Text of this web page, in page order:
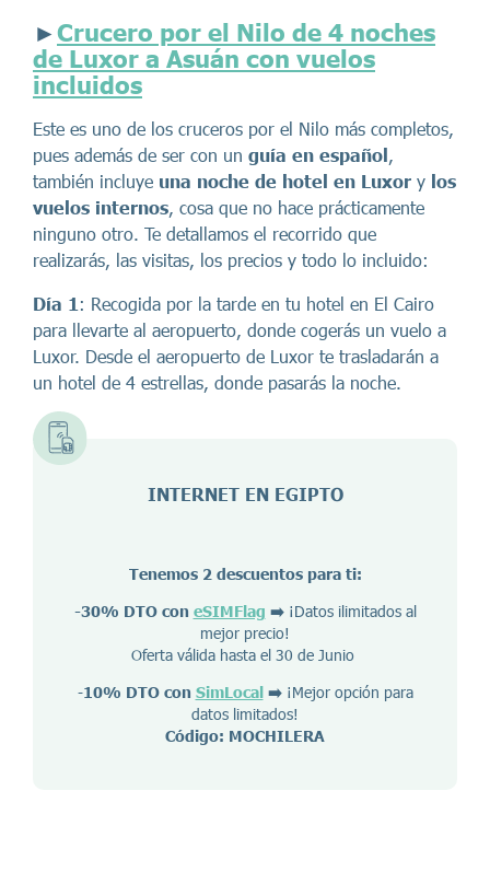
►Crucero por el Nilo de 4 noches
de Luxor a Asuán con vuelos
incluidos
Este es uno de los cruceros por el Nilo más completos,
pues además de ser con un guía en español,
también incluye una noche de hotel en Luxor y los
vuelos internos, cosa que no hace prácticamente
ninguno otro. Te detallamos el recorrido que
realizarás, las visitas, los precios y todo lo incluido:
Día 1 : Recogida por la tarde en tu hotel en El Cairo
para llevarte al aeropuerto, donde cogerás un vuelo a
Luxor. Desde el aeropuerto de Luxor te trasladarán a
un hotel de 4 estrellas, donde pasarás la noche.
INTERNET EN EGIPTO
Tenemos 2 descuentos para ti:
-30% DTO con eSIMFlag ➡️ ¡Datos ilimitados al
mejor precio!
Oferta válida hasta el 30 de Junio
-10% DTO con SimLocal➡️ ¡Mejor opción para
datos limitados!
Código: MOCHILERA